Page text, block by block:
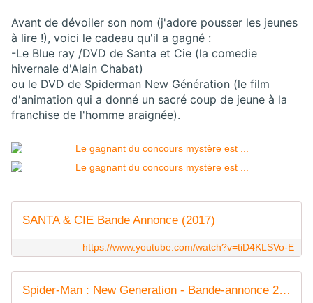
Avant de dévoiler son nom (j'adore pousser les jeunes
à lire !), voici le cadeau qu'il a gagné :
-Le Blue ray /DVD de Santa et Cie (la comedie
hivernale d'Alain Chabat)
ou le DVD de Spiderman New Génération (le film
d'animation qui a donné un sacré coup de jeune à la
franchise de l'homme araignée).
SANTA & CIE Bande Annonce (2017)
https://www.youtube.com/watch?v=tiD4KLSVo-E
Spider-Man : New Generation - Bande-annonce 2 - VF